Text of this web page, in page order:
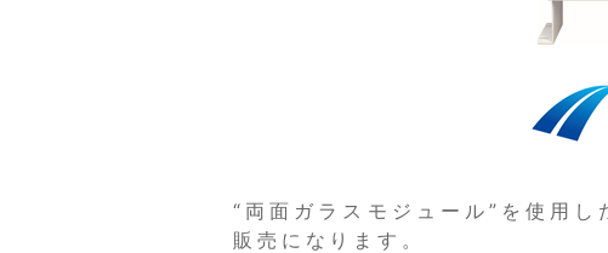
“両面ガラスモジュール”を使用
販売になります。